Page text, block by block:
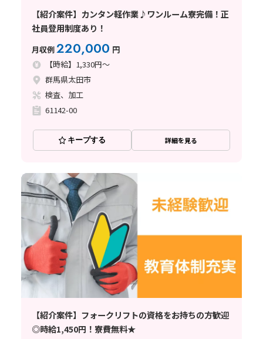
【紹介案件】カンタン軽作業♪ワンルーム寮完備！正
社員登用制度あり！
月収例220,000 円
【時給】1,330円～
群馬県太田市
検査、加工
61142-00
キープする 詳細を見る
【紹介案件】フォークリフトの資格をお持ちの方歓迎
◎時給1,450円！寮費無料★